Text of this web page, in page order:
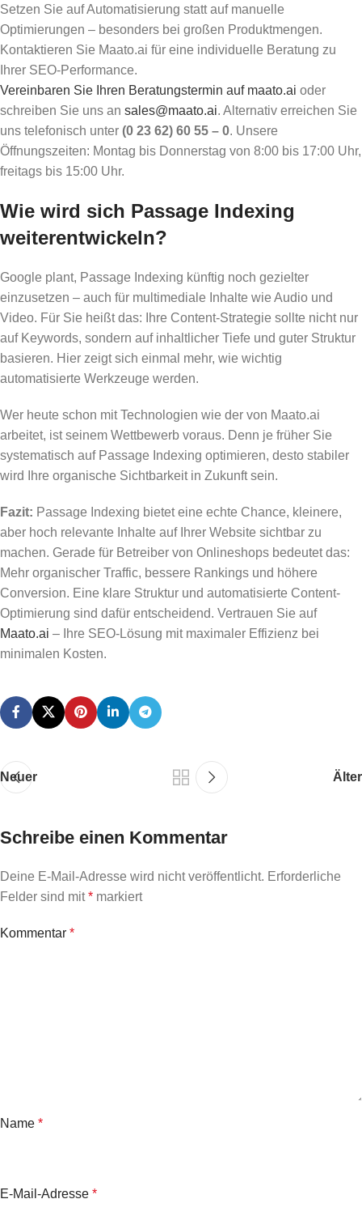
Setzen Sie auf Automatisierung statt auf manuelle
Optimierungen – besonders bei großen Produktmengen.
Kontaktieren Sie Maato.ai für eine individuelle Beratung zu
Ihrer SEO-Performance.
Vereinbaren Sie Ihren Beratungstermin auf maato.ai oder
schreiben Sie uns an sales@maato.ai. Alternativ erreichen Sie
uns telefonisch unter (0 23 62) 60 55 – 0. Unsere
Öffnungszeiten: Montag bis Donnerstag von 8:00 bis 17:00 Uhr,
freitags bis 15:00 Uhr.
Wie wird sich Passage Indexing
weiterentwickeln?
Google plant, Passage Indexing künftig noch gezielter
einzusetzen – auch für multimediale Inhalte wie Audio und
Video. Für Sie heißt das: Ihre Content-Strategie sollte nicht nur
auf Keywords, sondern auf inhaltlicher Tiefe und guter Struktur
basieren. Hier zeigt sich einmal mehr, wie wichtig
automatisierte Werkzeuge werden.
Wer heute schon mit Technologien wie der von Maato.ai
arbeitet, ist seinem Wettbewerb voraus. Denn je früher Sie
systematisch auf Passage Indexing optimieren, desto stabiler
wird Ihre organische Sichtbarkeit in Zukunft sein.
Fazit: Passage Indexing bietet eine echte Chance, kleinere,
aber hoch relevante Inhalte auf Ihrer Website sichtbar zu
machen. Gerade für Betreiber von Onlineshops bedeutet das:
Mehr organischer Traffic, bessere Rankings und höhere
Conversion. Eine klare Struktur und automatisierte Content-
Optimierung sind dafür entscheidend. Vertrauen Sie auf
Maato.ai – Ihre SEO-Lösung mit maximaler Effizienz bei
minimalen Kosten.
Neuer Älter
Schreibe einen Kommentar
Deine E-Mail-Adresse wird nicht veröffentlicht. Erforderliche
Felder sind mit* markiert
Kommentar *
Name *
E-Mail-Adresse *